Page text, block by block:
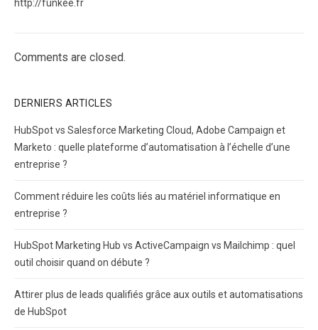
http://funkee.fr
Comments are closed.
DERNIERS ARTICLES
HubSpot vs Salesforce Marketing Cloud, Adobe Campaign et
Marketo : quelle plateforme d’automatisation à l’échelle d’une
entreprise ?
Comment réduire les coûts liés au matériel informatique en
entreprise ?
HubSpot Marketing Hub vs ActiveCampaign vs Mailchimp : quel
outil choisir quand on débute ?
Attirer plus de leads qualifiés grâce aux outils et automatisations
de HubSpot